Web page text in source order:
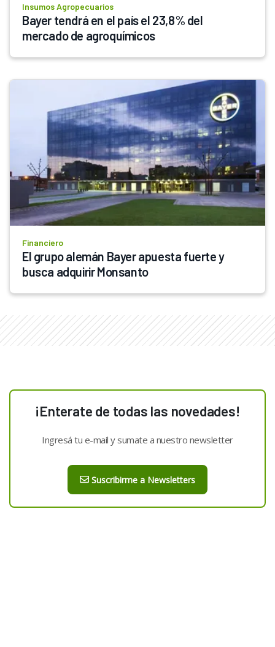
Insumos Agropecuarios
Bayer tendrá en el país el 23,8% del
mercado de agroquímicos
Financiero
El grupo alemán Bayer apuesta fuerte y
busca adquirir Monsanto
¡Enterate de todas las novedades!
Ingresá tu e-mail y sumate a nuestro newsletter
Suscribirme a Newsletters